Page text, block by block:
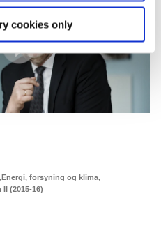
cookies only
Energi, forsyning og klima
(2015-16)